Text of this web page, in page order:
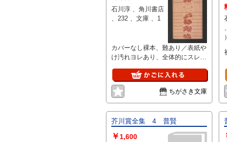
石川淳 、角川書店
、232 、文庫 、1
カバーなし裸本、難あり／表紙や
け汚れヨレあり、全体的にスレ強
り（昭和31年2月発行初版）
ちがさき文庫
）
芥川賞全集 4 普賢
￥ 1,600